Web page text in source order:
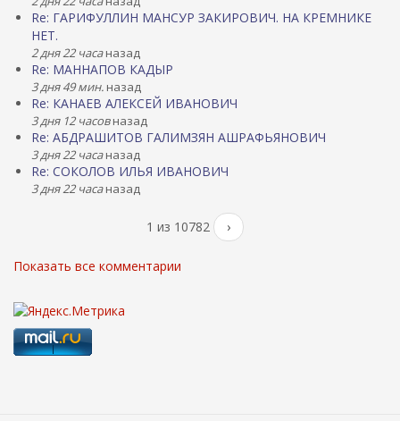
Re: ГАРИФУЛЛИН МАНСУР ЗАКИРОВИЧ. НА КРЕМНИКЕ
НЕТ.
2 дня 22 часаназад
Re: МАННАПОВ КАДЫР
3 дня 49 мин. назад
Re: КАНАЕВ АЛЕКСЕЙ ИВАНОВИЧ
3 дня 12 часовназад
Re: АБДРАШИТОВ ГАЛИМЗЯН АШРАФЬЯНОВИЧ
3 дня 22 часаназад
Re: СОКОЛОВ ИЛЬЯ ИВАНОВИЧ
3 дня 22 часаназад
1 из 10782 ›
Показать все комментарии